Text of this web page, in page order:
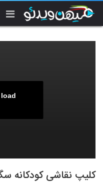
کلیپ نقاشی کودکانه